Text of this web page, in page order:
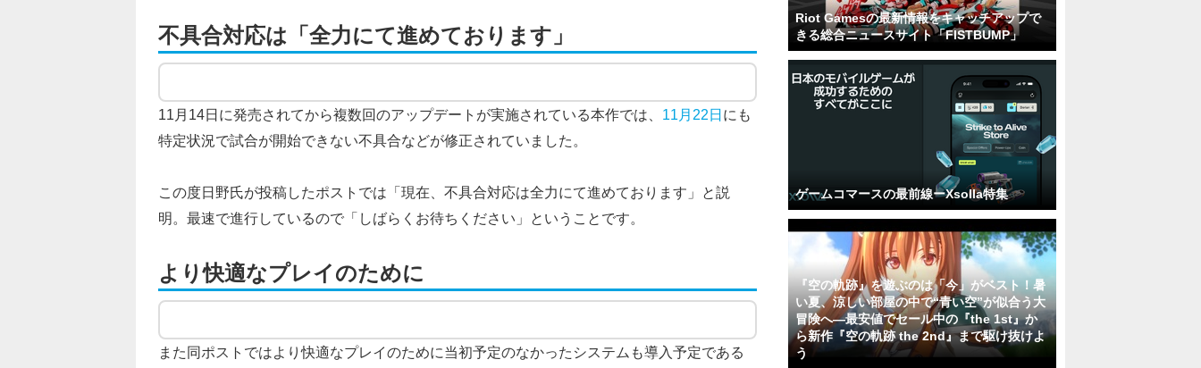
不具合対応は「全力にて進めております」
11月14日に発売されてから複数回のアップデートが実施されている本作では、 11月22日にも
特定状況で試合が開始できない不具合などが修正されていました。
この度日野氏が投稿したポストでは「現在、不具合対応は全力にて進めております」と説
明。最速で進行しているので「しばらくお待ちください」ということです。
より快適なプレイのために
また同ポストではより快適なプレイのために当初予定のなかったシステムも導入予定である
Riot Gamesの最新情報をキャッチアップで
きる総合ニュースサイト「FISTBUMP」
ゲームコマースの最前線ーXsolla特集
『空の軌跡』を遊ぶのは「今」がベスト！暑
い夏、涼しい部屋の中で“青い空”が似合う大
冒険へ―最安値でセール中の『the 1st』か
ら新作『空の軌跡 the 2nd』まで駆け抜けよ
う